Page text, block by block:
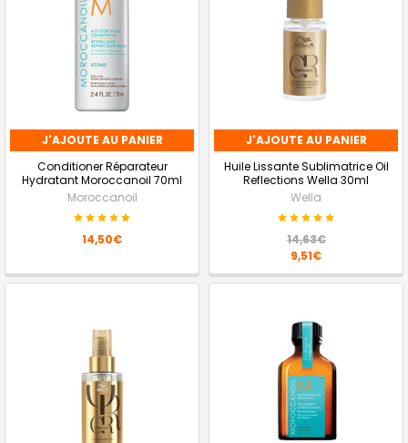
J'AJOUTE AU PANIER
Conditioner Réparateur
Hydratant Moroccanoil 70ml
Moroccanoil
14,50€
J'AJOUTE AU PANIER
Huile Lissante Sublimatrice Oil
Reflections Wella 30ml
Wella
14,63€
9,51€